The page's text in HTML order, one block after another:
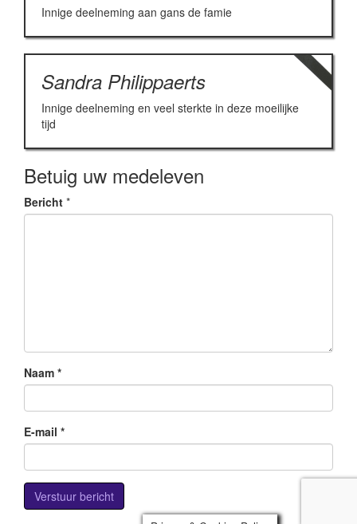
Innige deelneming aan gans de famie
Sandra Philippaerts
Innige deelneming en veel sterkte in deze moeilijke
tijd
Betuig uw medeleven
Bericht *
Naam *
E-mail *